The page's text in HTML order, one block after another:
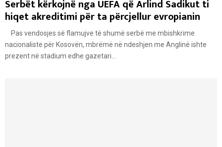
Serbët kërkojnë nga UEFA që Arlind Sadikut ti
hiqet akreditimi për ta përcjellur evropianin
Pas vendosjes së flamujve të shumë serbë me mbishkrime
nacionaliste për Kosovën, mbrëmë në ndeshjen me Anglinë ishte
prezent në stadium edhe gazetari...